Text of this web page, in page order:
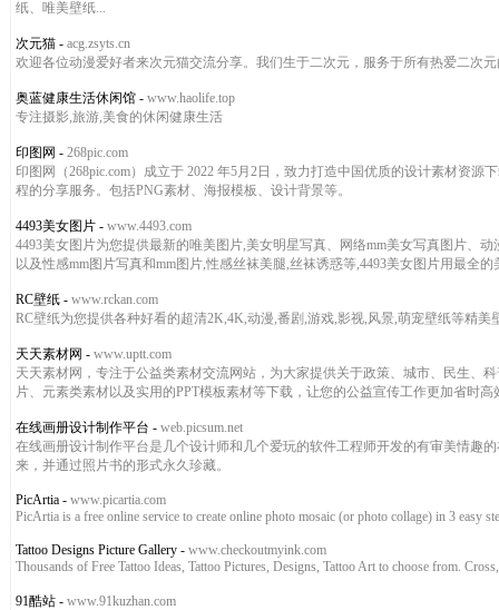
纸、唯美壁纸...
次元猫 - acg.zsyts.cn
欢迎各位动漫爱好者来次元猫交流分享。我们生于二次元，服务于所有热爱二次
奥蓝健康生活休闲馆 - www.haolife.top
专注摄影,旅游,美食的休闲健康生活
印图网 - 268pic.com
印图网（268pic.com）成立于 2022 年5月2日，致力打造中国优质的设计素材资
程的分享服务。包括PNG素材、海报模板、设计背景等。
4493美女图片 - www.4493.com
4493美女图片为您提供最新的唯美图片,美女明星写真、网络mm美女写真图片、
以及性感mm图片写真和mm图片,性感丝袜美腿,丝袜诱惑等,4493美女图片用最全
RC壁纸 - www.rckan.com
RC壁纸为您提供各种好看的超清2K,4K,动漫,番剧,游戏,影视,风景,萌宠壁纸等精
天天素材网 - www.uptt.com
天天素材网，专注于公益类素材交流网站，为大家提供关于政策、城市、民生、
片、元素类素材以及实用的PPT模板素材等下载，让您的公益宣传工作更加省时高
在线画册设计制作平台 - web.picsum.net
在线画册设计制作平台是几个设计师和几个爱玩的软件工程师开发的有审美情趣
来，并通过照片书的形式永久珍藏。
PicArtia - www.picartia.com
PicArtia is a free online service to create online photo mosaic (or photo collage) in 3 easy
Tattoo Designs Picture Gallery - www.checkoutmyink.com
Thousands of Free Tattoo Ideas, Tattoo Pictures, Designs, Tattoo Art to choose from.
91酷站 - www.91kuzhan.com